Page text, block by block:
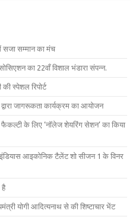
सजा सम्मान का मंच
का 22वाँ विशाल भंडारा संपन्न.
स्पेशल रिपोर्ट
जागरूकता कार्यक्रम का आयोजन
के लिए ‘नॉलेज शेयरिंग सेशन’ का किया
इंडियास आइकोनिक टैलेंट शो सीजन 1 के विनर
है
योगी आदित्यनाथ से की शिष्टाचार भेंट